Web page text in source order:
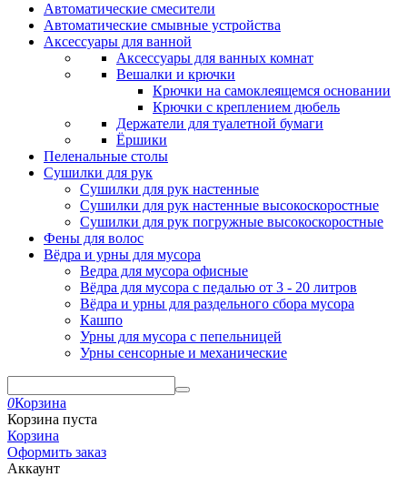
Автоматические смесители
Автоматические смывные устройства
Аксессуары для ванной
Аксессуары для ванных комнат
Вешалки и крючки
Крючки на самоклеящемся основании
Крючки с креплением дюбель
Держатели для туалетной бумаги
Ёршики
Пеленальные столы
Сушилки для рук
Сушилки для рук настенные
Сушилки для рук настенные высокоскоростные
Сушилки для рук погружные высокоскоростные
Фены для волос
Вёдра и урны для мусора
Ведра для мусора офисные
Вёдра для мусора с педалью от 3 - 20 литров
Вёдра и урны для раздельного сбора мусора
Кашпо
Урны для мусора с пепельницей
Урны сенсорные и механические
0Корзина
Корзина пуста
Корзина
Оформить заказ
Аккаунт